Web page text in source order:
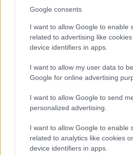
Google consents
I want to allow Google to enable
related to advertising like
device identifiers in apps.
I want to allow my user data to
Google for online advertising
I want to allow Google to send
personalized advertising.
I want to allow Google to enable
related to analytics like cookies
device identifiers in apps.
kreenep (törölt)
17 éve
nemuccaszoc
17 éve
Gratula tesa, némi öröm nekem
versenyben:
uccaszoc.blog.hu/2009/07/01/